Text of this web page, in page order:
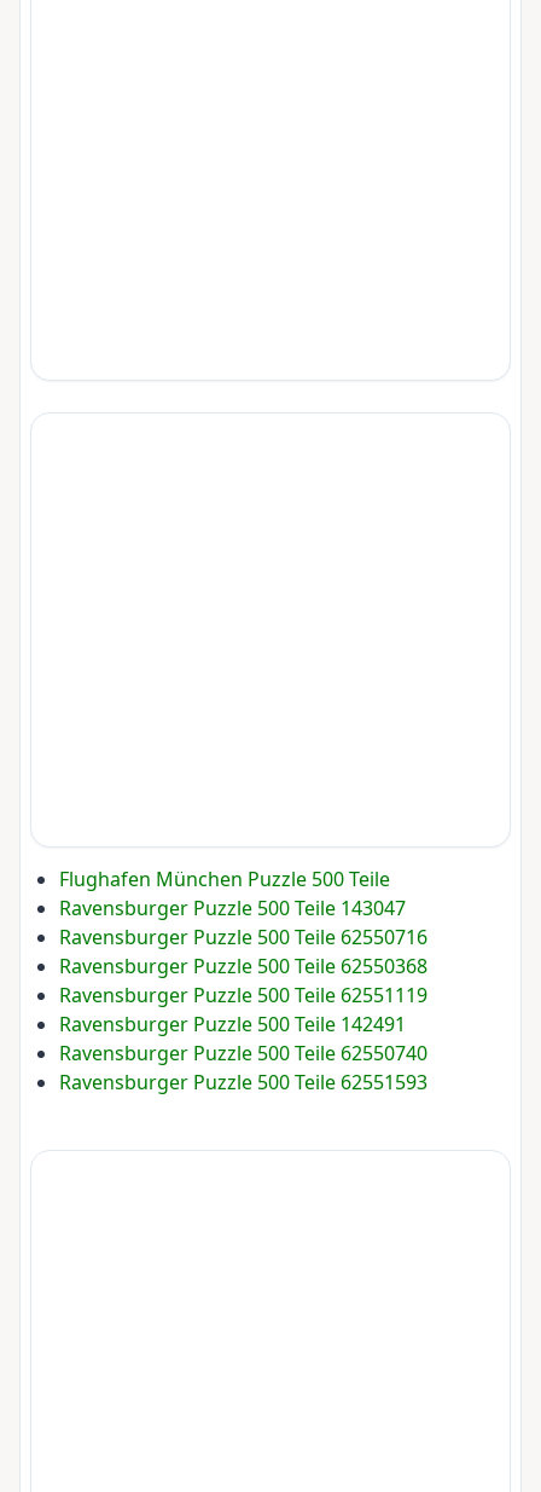
Flughafen München Puzzle 500 Teile
Ravensburger Puzzle 500 Teile 143047
Ravensburger Puzzle 500 Teile 62550716
Ravensburger Puzzle 500 Teile 62550368
Ravensburger Puzzle 500 Teile 62551119
Ravensburger Puzzle 500 Teile 142491
Ravensburger Puzzle 500 Teile 62550740
Ravensburger Puzzle 500 Teile 62551593